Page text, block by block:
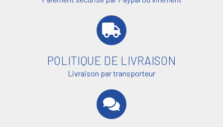
POLITIQUE DE LIVRAISON
Livraison par transporteur